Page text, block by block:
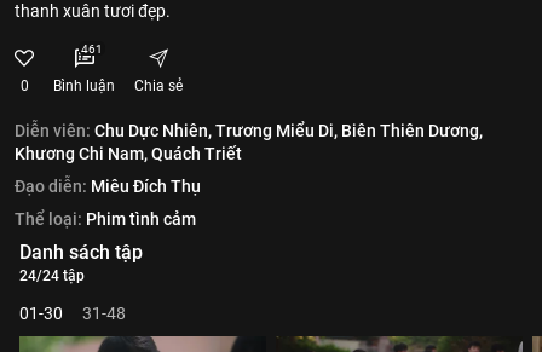
thanh xuân tươi đẹp.
0
461
Bình luận Chia sẻ
Diễn viên: Chu Dực Nhiên,Trương Miểu Di, Biên Thiên Dương,
Khương Chi Nam,Quách Triết
Đạo diễn: Miêu Đích Thụ
Thể loại: Phim tình cảm
Danh sách tập
24/24 tập
01-30 31-48